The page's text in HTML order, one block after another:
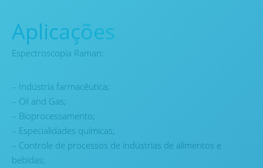
Aplicações
Espectroscopia Raman:
– Indústria farmacêutica;
– Oil and Gas;
– Bioprocessamento;
– Especialidades químicas;
– Controle de processos de indústrias de alimentos e
bebidas;